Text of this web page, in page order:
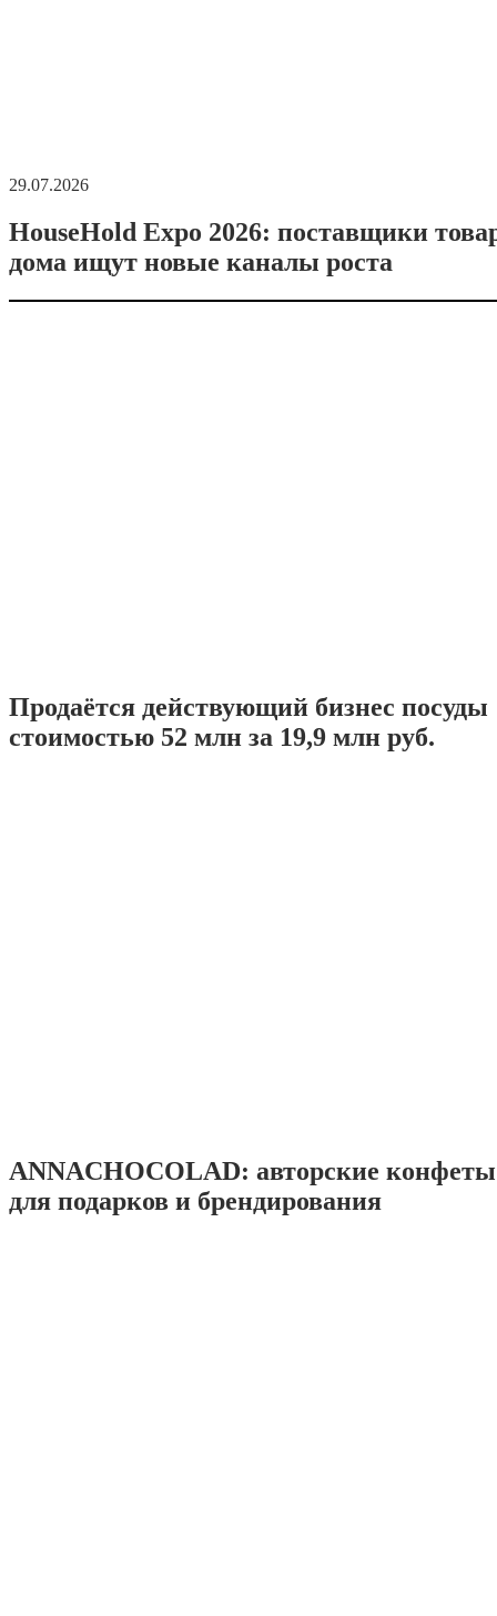
29.07.2026
HouseHold Expo 2026: поставщики
дома ищут новые каналы роста
Продаётся действующий бизнес посуды
стоимостью 52 млн за 19,9 млн руб.
ANNACHOCOLAD: авторские
для подарков и брендирования